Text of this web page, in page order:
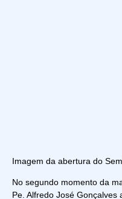
Imagem da abertura do
No segundo momento da
Pe. Alfredo José Gonçalves